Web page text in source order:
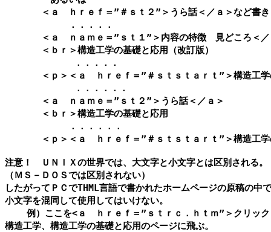
＜ａ　ｈｒｅｆ＝”＃ｓｔ２”＞うら話＜／ａ＞など書き
．．．．．
＜ａ　ｎａｍｅ＝”ｓｔ１”＞内容の特徴　見どこ
＜ｂｒ＞構造工学の基礎と応用（改訂版）
     　　　　 ．．．．．
＜ｐ＞＜ａ　ｈｒｅｆ＝”＃ｓｔｓｔａｒｔ”＞構造工学
     　　　　 ．．．．．．
＜ａ　ｎａｍｅ＝”ｓｔ２”＞うら話＜／ａ＞
＜ｂｒ＞構造工学の基礎と応用
．．．．．．
＜ｐ＞＜ａ　ｈｒｅｆ＝”＃ｓｔｓｔａｒｔ”＞構造工学
注意！　ＵＮＩＸの世界では、大文字と小文字とは区別される。
（ＭＳ－ＤＯＳでは区別されない）
したがってＰＣでTHML言語で書かれたホームページの原稿の中
小文字を混同して使用してはいけない。
例）ここを<ａ　ｈｒｅｆ＝”ｓｔｒｃ．ｈｔｍ”＞クリッ
構造工学、構造工学の基礎と応用のページに飛ぶ。